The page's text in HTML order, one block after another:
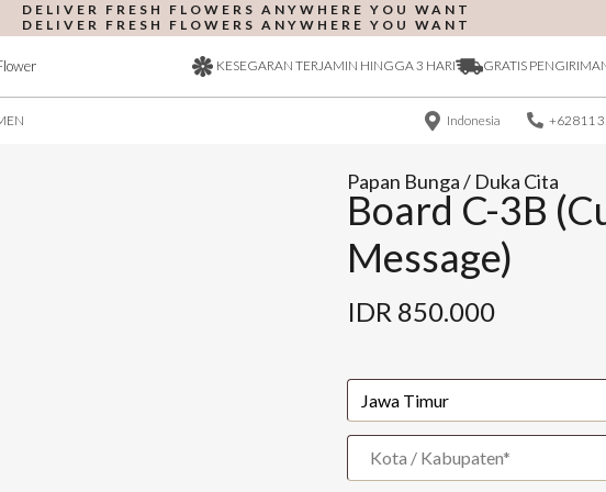
DELIVER FRESH FLOWERS ANYWHERE YOU WANT
DELIVER FRESH FLOWERS ANYWHERE YOU WANT
KESEGARAN TERJAMIN HINGGA 3 HARI GRATIS
Indonesia +62811
Papan Bunga / Duka Cita
Board C-3B
Message)
IDR 850.000